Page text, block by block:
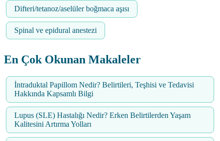
Difteri/tetanoz/aselüler boğmaca aşısı
Spinal ve epidural anestezi
En Çok Okunan Makaleler
İntraduktal Papillom Nedir? Belirtileri, Teşhisi ve Tedavisi
Hakkında Kapsamlı Bilgi
Lupus (SLE) Hastalığı Nedir? Erken Belirtilerden Yaşam
Kalitesini Artırma Yolları